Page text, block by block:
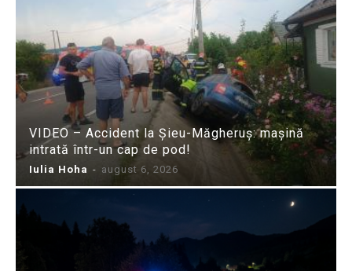
VIDEO – Accident la Șieu-Măgheruș: mașină
intrată într-un cap de pod!
Iulia Hoha - august 6, 2026